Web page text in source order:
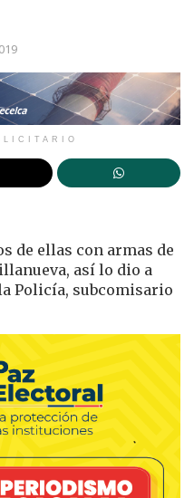
de ellas con armas de
así lo dio a
Policía, subcomisario